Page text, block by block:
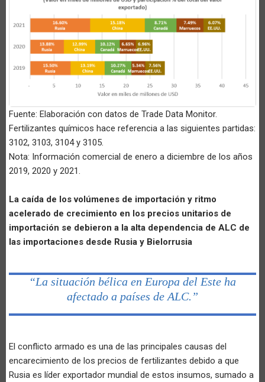
Fuente: Elaboración con datos de Trade Data Monitor.
Fertilizantes químicos hace referencia a las siguientes partidas:
3102, 3103, 3104 y 3105.
Nota: Información comercial de enero a diciembre de los años
2019, 2020 y 2021.
La caída de los volúmenes de importación y ritmo
acelerado de crecimiento en los precios unitarios de
importación se debieron a la alta dependencia de ALC de
las importaciones desde Rusia y Bielorrusia
“La situación bélica en Europa del Este ha
afectado a países de ALC.”
El conflicto armado es una de las principales causas del
encarecimiento de los precios de fertilizantes debido a que
Rusia es líder exportador mundial de estos insumos, sumado a